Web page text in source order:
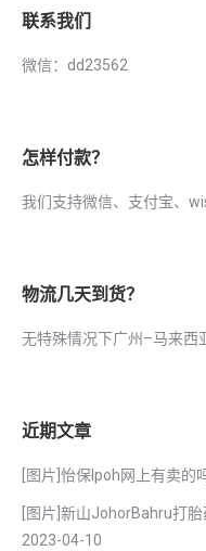
联系我们
微信：dd23562
怎样付款？
我们支持微信、支付宝、
物流几天到货？
无特殊情况下广州–马来西
近期文章
[图片]怡保lpoh网上有卖的
[图片]新山JohorBahru打
2023-04-10